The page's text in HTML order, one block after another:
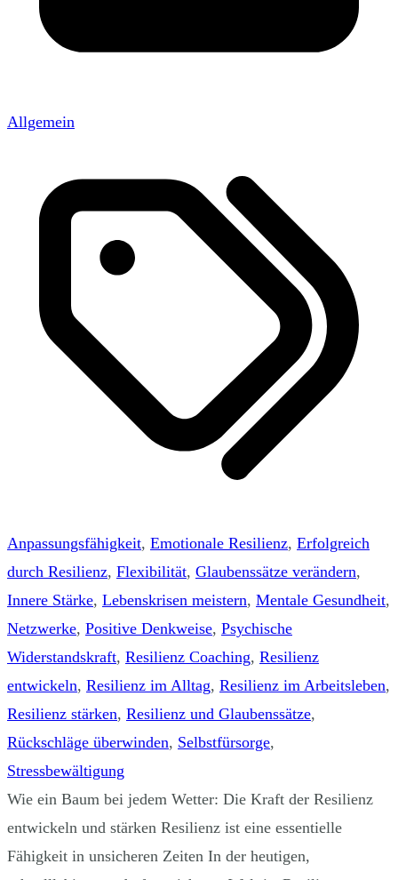
Allgemein
Anpassungsfähigkeit, Emotionale Resilienz, Erfolgreich
durch Resilienz, Flexibilität, Glaubenssätze verändern,
Innere Stärke, Lebenskrisen meistern, Mentale Gesundheit,
Netzwerke, Positive Denkweise, Psychische
Widerstandskraft, Resilienz Coaching, Resilienz
entwickeln, Resilienz im Alltag, Resilienz im Arbeitsleben,
Resilienz stärken, Resilienz und Glaubenssätze,
Rückschläge überwinden, Selbstfürsorge,
Stressbewältigung
Wie ein Baum bei jedem Wetter: Die Kraft der Resilienz
entwickeln und stärken Resilienz ist eine essentielle
Fähigkeit in unsicheren Zeiten In der heutigen,